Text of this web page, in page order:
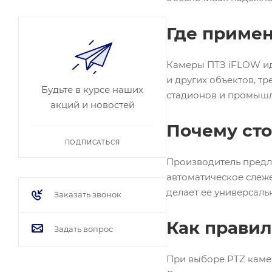
Где
Камеры ПТЗ iFLOW
и других объектов,
стадионов и
Почему
Производитель
автоматическое
делает ее
Как
При выборе PTZ
Будьте в курсе наших
акций и новостей
ПОДПИСАТЬСЯ
Заказать звонок
Задать вопрос